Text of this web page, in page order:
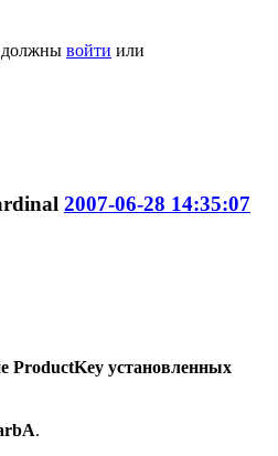
должны войти или
2007-06-28 14:35:07
ProductKey установленных
.